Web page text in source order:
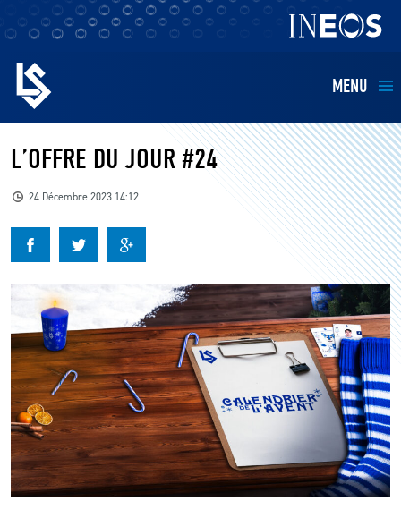
MENU
EQUIPES
BILLETTERIE
FANS
KIDS
BUSINESS
RESTAURATION
CLUB
CONTACT
L’OFFRE DU JOUR #24
24 Décembre 2023 14:12